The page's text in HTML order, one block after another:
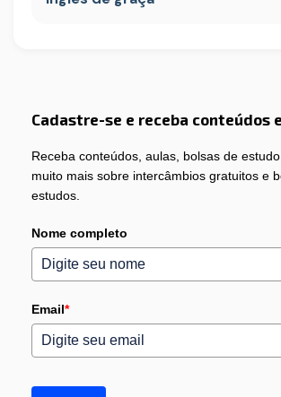
Cadastre-se e receba conteúdos
Receba conteúdos, aulas, bolsas de
muito mais sobre intercâmbios gratuitos e
estudos.
Nome completo
Email*